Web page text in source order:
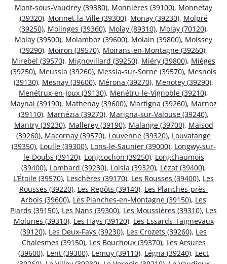
Mont-sous-Vaudrey (39380), Monnières (39100), Monnetay
(39320), Monnet-la-Ville (39300), Monay (39230), Molpré
(39250), Molinges (39360), Molay (89310), Molay (70120),
Molay (39500), Molamboz (39600), Molain (39800), Moissey
(39290), Moiron (39570), Moirans-en-Montagne (39260),
Mirebel (39570), Mignovillard (39250), Miéry (39800), Mièges
(39250), Meussia (39260), Messia-sur-Sorne (39570), Mesnois
(39130), Mesnay (39600), Mérona (39270), Menotey (39290),
Menétrux-en-Joux (39130), Menétru-le-Vignoble (39210),
Maynal (39190), Mathenay (39600), Martigna (39260), Marnoz
(39110), Marnézia (39270), Marigna-sur-Valouse (39240),
Mantry (39230), Mallerey (39190), Malange (39700), Maisod
(39260), Macornay (39570), Louvenne (39320), Louvatange
(39350), Loulle (39300), Lons-le-Saunier (39000), Longwy-sur-
le-Doubs (39120), Longcochon (39250), Longchaumois
(39400), Lombard (39230), Loisia (39320), Lézat (39400),
L’Étoile (39570), Leschères (39170), Les Rousses (39400), Les
Rousses (39220), Les Repôts (39140), Les Planches-près-
Arbois (39600), Les Planches-en-Montagne (39150), Les
Piards (39150), Les Nans (39300), Les Moussières (39310), Les
Molunes (39310), Les Hays (39120), Les Essards-Taignevaux
(39120), Les Deux-Fays (39230), Les Crozets (39260), Les
Chalesmes (39150), Les Bouchoux (39370), Les Arsures
(39600), Lent (39300), Lemuy (39110), Légna (39240), Lect